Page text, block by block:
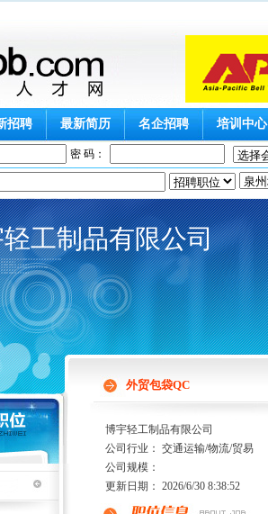
招聘 最新简历 名企招聘 培训中心
密 码：
工制品有限公司
外贸包袋QC
博宇轻工制品有限公司
公司行业： 交通运输/物流/贸易
公司规模：
更新日期： 2026/6/30 8:38:52